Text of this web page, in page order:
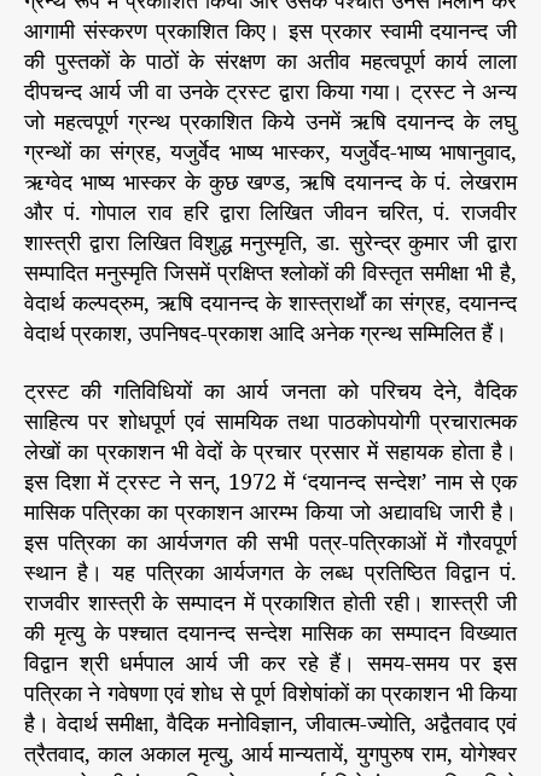
आगामी संस्करण प्रकाशित किए। इस प्रकार स्वामी दयानन्द जी
की पुस्तकों के पाठों के संरक्षण का अतीव महत्वपूर्ण कार्य लाला
दीपचन्द आर्य जी वा उनके ट्रस्ट द्वारा किया गया। ट्रस्ट ने अन्य
जो महत्वपूर्ण ग्रन्थ प्रकाशित किये उनमें ऋषि दयानन्द के लघु
ग्रन्थों का संग्रह, यजुर्वेद भाष्य भास्कर, यजुर्वेद-भाष्य भाषानुवाद,
ऋग्वेद भाष्य भास्कर के कुछ खण्ड, ऋषि दयानन्द के पं. लेखराम
और पं. गोपाल राव हरि द्वारा लिखित जीवन चरित, पं. राजवीर
शास्त्री द्वारा लिखित विशुद्ध मनुस्मृति, डा. सुरेन्द्र कुमार जी द्वारा
सम्पादित मनुस्मृति जिसमें प्रक्षिप्त श्लोकों की विस्तृत समीक्षा भी है,
वेदार्थ कल्पद्रुम, ऋषि दयानन्द के शास्त्रार्थों का संग्रह, दयानन्द
वेदार्थ प्रकाश, उपनिषद-प्रकाश आदि अनेक ग्रन्थ सम्मिलित हैं।
ट्रस्ट की गतिविधियों का आर्य जनता को परिचय देने, वैदिक
साहित्य पर शोधपूर्ण एवं सामयिक तथा पाठकोपयोगी प्रचारात्मक
लेखों का प्रकाशन भी वेदों के प्रचार प्रसार में सहायक होता है।
इस दिशा में ट्रस्ट ने सन्, 1972 में ‘दयानन्द सन्देश’ नाम से एक
मासिक पत्रिका का प्रकाशन आरम्भ किया जो अद्यावधि जारी है।
इस पत्रिका का आर्यजगत की सभी पत्र-पत्रिकाओं में गौरवपूर्ण
स्थान है। यह पत्रिका आर्यजगत के लब्ध प्रतिष्ठित विद्वान पं.
राजवीर शास्त्री के सम्पादन में प्रकाशित होती रही। शास्त्री जी
की मृत्यु के पश्चात दयानन्द सन्देश मासिक का सम्पादन विख्यात
विद्वान श्री धर्मपाल आर्य जी कर रहे हैं। समय-समय पर इस
पत्रिका ने गवेषणा एवं शोध से पूर्ण विशेषांकों का प्रकाशन भी किया
है। वेदार्थ समीक्षा, वैदिक मनोविज्ञान, जीवात्म-ज्योति, अद्वैतवाद एवं
त्रैतवाद, काल अकाल मृत्यु, आर्य मान्यतायें, युगपुरुष राम, योगेश्वर